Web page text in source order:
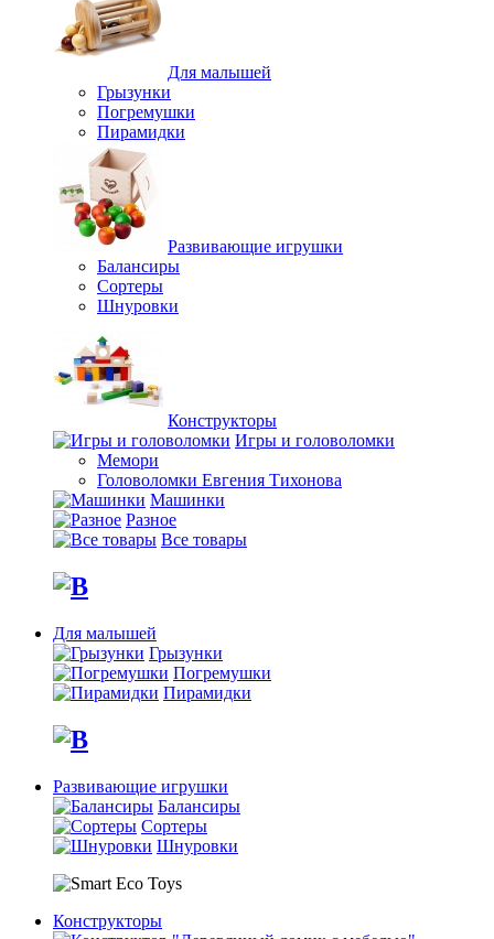
Для малышей
Грызунки
Погремушки
Пирамидки
Развивающие игрушки
Балансиры
Сортеры
Шнуровки
Конструкторы
Игры и головоломки
Мемори
Головоломки Евгения Тихонова
Машинки
Разное
Все товары
Для малышей
Грызунки
Погремушки
Пирамидки
Развивающие игрушки
Балансиры
Сортеры
Шнуровки
Конструкторы